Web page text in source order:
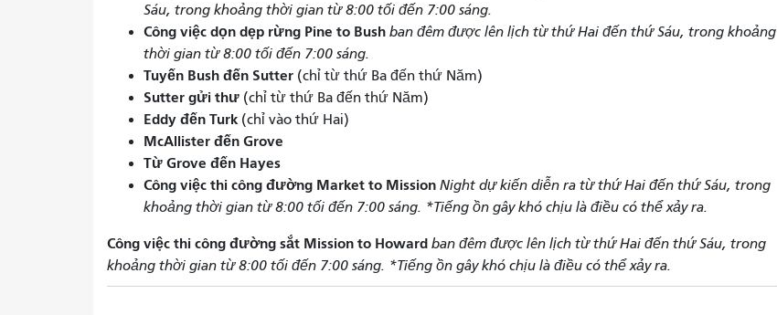
Sáu, trong khoảng thời gian từ 8:00 tối đến 7:00 sáng.
Công việc dọn dẹp rừng Pine to Bush ban đêm được lên lịch từ thứ Hai đến thứ Sáu, trong khoảng
thời gian từ 8:00 tối đến 7:00 sáng.
Tuyến Bush đến Sutter (chỉ từ thứ Ba đến thứ Năm)
Sutter gửi thư (chỉ từ thứ Ba đến thứ Năm)
Eddy đến Turk (chỉ vào thứ Hai)
McAllister đến Grove
Từ Grove đến Hayes
Công việc thi công đường Market to Mission Night dự kiến ​​diễn ra từ thứ Hai đến thứ Sáu, trong
khoảng thời gian từ 8:00 tối đến 7:00 sáng. *Tiếng ồn gây khó chịu là điều có thể xảy ra.
Công việc thi công đường sắt Mission to Howard ban đêm được lên lịch từ thứ Hai đến thứ Sáu, trong
khoảng thời gian từ 8:00 tối đến 7:00 sáng. *Tiếng ồn gây khó chịu là điều có thể xảy ra.